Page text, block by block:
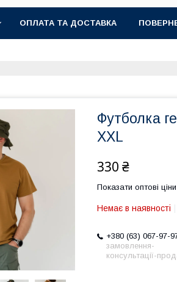
ОПЛАТА ТА ДОСТАВКА
Футболка
XXL
330 ₴
Показати оптові ціни
Немає в наявності
+380 (63) 067-97-
замовлення-
консультації-